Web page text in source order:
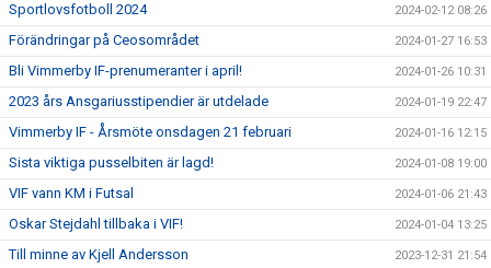
Sportlovsfotboll 2024 2024-02-12 08:26
Förändringar på Ceosområdet 2024-01-27 16:53
Bli Vimmerby IF-prenumeranter i april! 2024-01-26 10:31
2023 års Ansgariusstipendier är utdelade 2024-01-19 22:47
Vimmerby IF - Årsmöte onsdagen 21 februari 2024-01-16 12:15
Sista viktiga pusselbiten är lagd! 2024-01-08 19:00
VIF vann KM i Futsal 2024-01-06 21:43
Oskar Stejdahl tillbaka i VIF! 2024-01-04 13:25
Till minne av Kjell Andersson 2023-12-31 21:54